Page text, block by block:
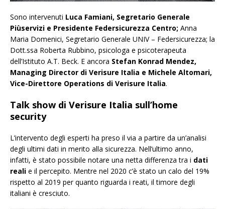
Sono intervenuti Luca Famiani, Segretario Generale
Piùservizi e Presidente Federsicurezza Centro; Anna
Maria Domenici, Segretario Generale UNIV – Federsicurezza; la
Dott.ssa Roberta Rubbino, psicologa e psicoterapeuta
dell’Istituto A.T. Beck. E ancora Stefan Konrad Mendez,
Managing Director di Verisure Italia e Michele Altomari,
Vice-Direttore Operations di Verisure Italia.
Talk show di Verisure Italia sull’home
security
L’intervento degli esperti ha preso il via a partire da un’analisi
degli ultimi dati in merito alla sicurezza. Nell’ultimo anno,
infatti, è stato possibile notare una netta differenza tra i dati
reali e il percepito. Mentre nel 2020 c’è stato un calo del 19%
rispetto al 2019 per quanto riguarda i reati, il timore degli
italiani è cresciuto.